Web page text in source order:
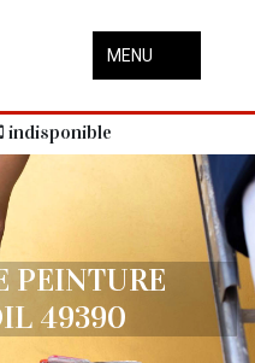
MENU
indisponible
PEINTURE
49390